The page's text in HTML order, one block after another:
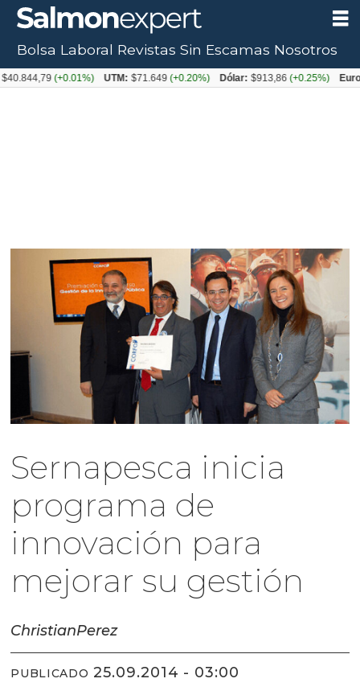
Sernapesca inicia
programa de
innovación para
mejorar su gestión
ChristianPerez
PUBLICADO 25.09.2014 - 03:00
Bolsa Laboral Revistas Sin Escamas Nosotros
(+0.01%) UTM: $71.649(+0.20%) Dólar: $913,86(+0.25%) Euro: